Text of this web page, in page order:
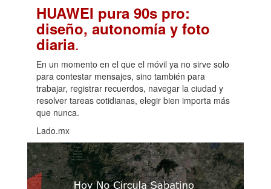
HUAWEI pura 90s pro:
diseño, autonomía y foto
diaria.
En un momento en el que el móvil ya no sirve solo
para contestar mensajes, sino también para
trabajar, registrar recuerdos, navegar la ciudad y
resolver tareas cotidianas, elegir bien importa más
que nunca.
Lado.mx